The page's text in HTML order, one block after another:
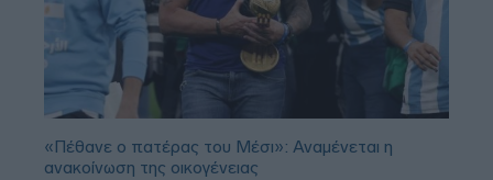
«Πέθανε ο πατέρας του Μέσι»: Αναμένεται η
ανακοίνωση της οικογένειας